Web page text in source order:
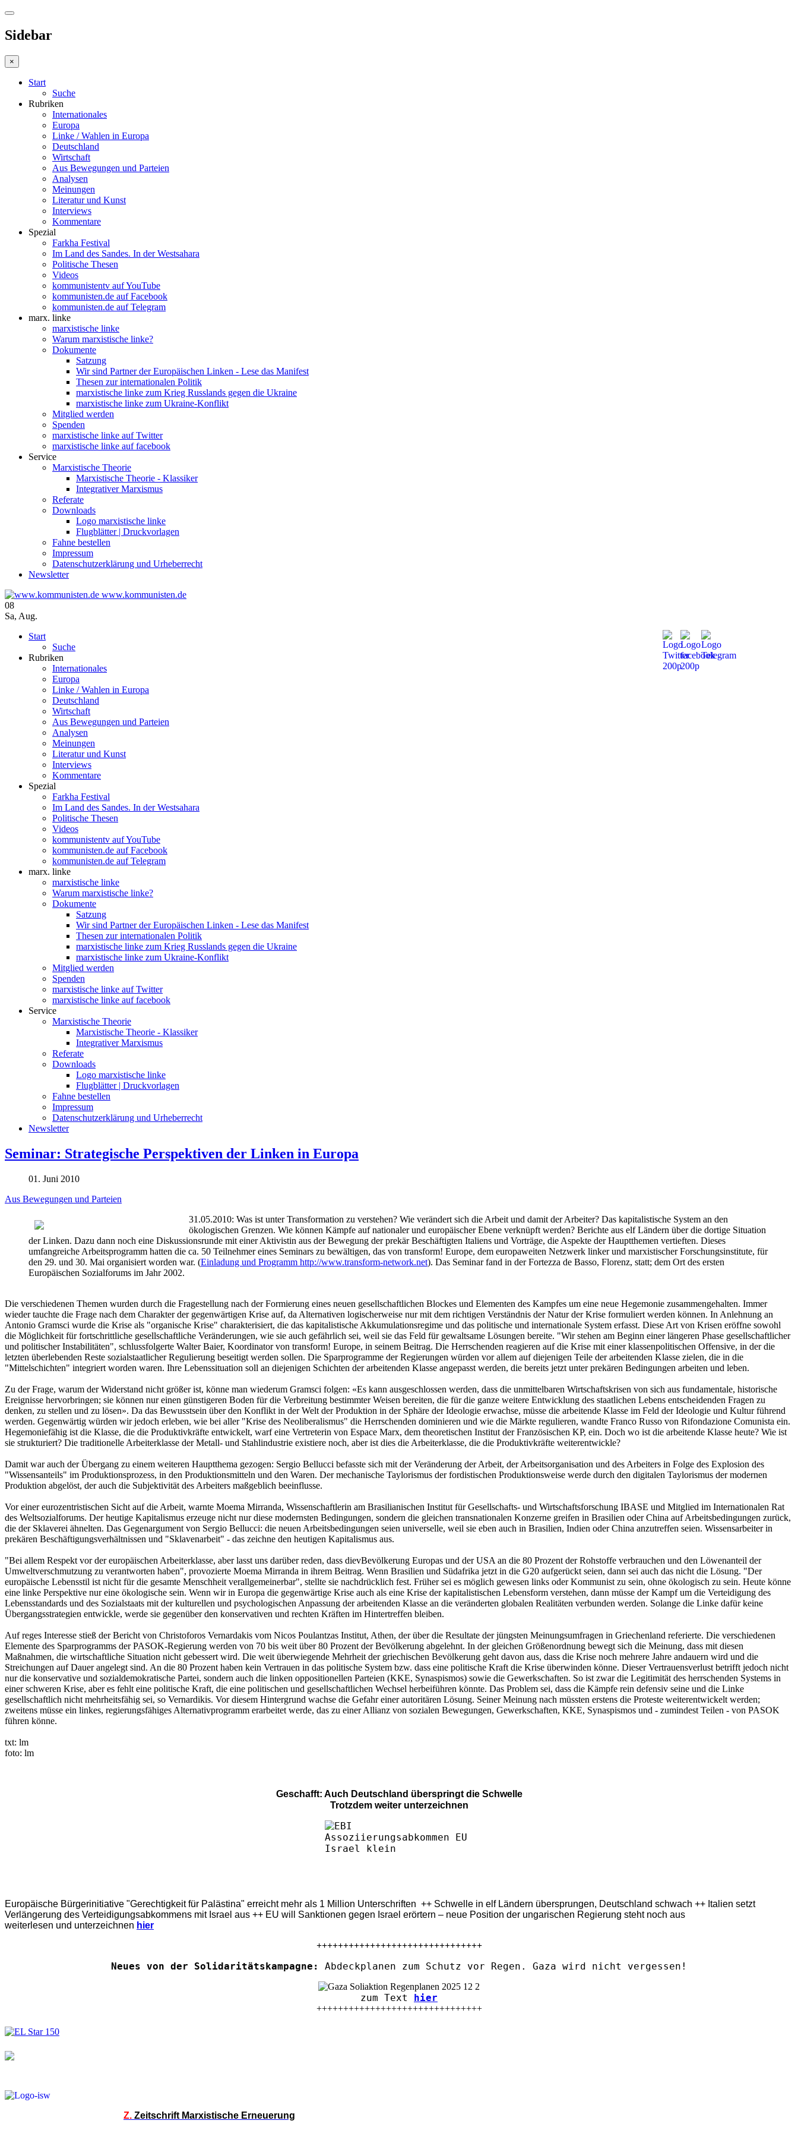
Sidebar
×
Start
Suche
Rubriken
Internationales
Europa
Linke / Wahlen in Europa
Deutschland
Wirtschaft
Aus Bewegungen und Parteien
Analysen
Meinungen
Literatur und Kunst
Interviews
Kommentare
Spezial
Farkha Festival
Im Land des Sandes. In der Westsahara
Politische Thesen
Videos
kommunistentv auf YouTube
kommunisten.de auf Facebook
kommunisten.de auf Telegram
marx. linke
marxistische linke
Warum marxistische linke?
Dokumente
Satzung
Wir sind Partner der Europäischen Linken - Lese das Manifest
Thesen zur internationalen Politik
marxistische linke zum Krieg Russlands gegen die Ukraine
marxistische linke zum Ukraine-Konflikt
Mitglied werden
Spenden
marxistische linke auf Twitter
marxistische linke auf facebook
Service
Marxistische Theorie
Marxistische Theorie - Klassiker
Integrativer Marxismus
Referate
Downloads
Logo marxistische linke
Flugblätter | Druckvorlagen
Fahne bestellen
Impressum
Datenschutzerklärung und Urheberrecht
Newsletter
www.kommunisten.de
08
Sa, Aug.
Start
Suche
Rubriken
Internationales
Europa
Linke / Wahlen in Europa
Deutschland
Wirtschaft
Aus Bewegungen und Parteien
Analysen
Meinungen
Literatur und Kunst
Interviews
Kommentare
Spezial
Farkha Festival
Im Land des Sandes. In der Westsahara
Politische Thesen
Videos
kommunistentv auf YouTube
kommunisten.de auf Facebook
kommunisten.de auf Telegram
marx. linke
marxistische linke
Warum marxistische linke?
Dokumente
Satzung
Wir sind Partner der Europäischen Linken - Lese das Manifest
Thesen zur internationalen Politik
marxistische linke zum Krieg Russlands gegen die Ukraine
marxistische linke zum Ukraine-Konflikt
Mitglied werden
Spenden
marxistische linke auf Twitter
marxistische linke auf facebook
Service
Marxistische Theorie
Marxistische Theorie - Klassiker
Integrativer Marxismus
Referate
Downloads
Logo marxistische linke
Flugblätter | Druckvorlagen
Fahne bestellen
Impressum
Datenschutzerklärung und Urheberrecht
Newsletter
Seminar: Strategische Perspektiven der Linken in Europa
01. Juni 2010
Aus Bewegungen und Parteien
31.05.2010: Was ist unter Transformation zu verstehen? Wie verändert sich die Arbeit und damit der Arbeiter? Das kapitalistische System an den
ökologischen Grenzen. Wie können Kämpfe auf nationaler und europäischer Ebene verknüpft werden? Berichte aus elf Ländern über die dortige Situation
der Linken. Dazu dann noch eine Diskussionsrunde mit einer Aktivistin aus der Bewegung der prekär Beschäftigten Italiens und Vorträge, die Aspekte der Hauptthemen vertieften. Dieses
umfangreiche Arbeitsprogramm hatten die ca. 50 Teilnehmer eines Seminars zu bewältigen, das von transform! Europe, dem europaweiten Netzwerk linker und marxistischer Forschungsinstitute, für
den 29. und 30. Mai organisiert worden war. (Einladung und Programm http://www.transform-network.net). Das Seminar fand in der Fortezza de Basso, Florenz, statt; dem Ort des ersten
Europäischen Sozialforums im Jahr 2002.
Die verschiedenen Themen wurden durch die Fragestellung nach der Formierung eines neuen gesellschaftlichen Blockes und Elementen des Kampfes um eine neue Hegemonie zusammengehalten. Immer
wieder tauchte die Frage nach dem Charakter der gegenwärtigen Krise auf, da Alternativen logischerweise nur mit dem richtigen Verständnis der Natur der Krise formuliert werden können. In Anlehnung an
Antonio Gramsci wurde die Krise als "organische Krise" charakterisiert, die das kapitalistische Akkumulationsregime und das politische und internationale System erfasst. Diese Art von Krisen eröffne sowohl
die Möglichkeit für fortschrittliche gesellschaftliche Veränderungen, wie sie auch gefährlich sei, weil sie das Feld für gewaltsame Lösungen bereite. "Wir stehen am Beginn einer längeren Phase gesellschaftlicher
und politischer Instabilitäten", schlussfolgerte Walter Baier, Koordinator von transform! Europe, in seinem Beitrag. Die Herrschenden reagieren auf die Krise mit einer klassenpolitischen Offensive, in der die
letzten überlebenden Reste sozialstaatlicher Regulierung beseitigt werden sollen. Die Sparprogramme der Regierungen würden vor allem auf diejenigen Teile der arbeitenden Klasse zielen, die in die
"Mittelschichten" integriert worden waren. Ihre Lebenssituation soll an diejenigen Schichten der arbeitenden Klasse angepasst werden, die bereits jetzt unter prekären Bedingungen arbeiten und leben.
Zu der Frage, warum der Widerstand nicht größer ist, könne man wiederum Gramsci folgen: «Es kann ausgeschlossen werden, dass die unmittelbaren Wirtschaftskrisen von sich aus fundamentale, historische
Ereignisse hervorbringen; sie können nur einen günstigeren Boden für die Verbreitung bestimmter Weisen bereiten, die für die ganze weitere Entwicklung des staatlichen Lebens entscheidenden Fragen zu
denken, zu stellen und zu lösen». Da das Bewusstsein über den Konflikt in der Welt der Produktion in der Sphäre der Ideologie erwachse, müsse die arbeitende Klasse im Feld der Ideologie und Kultur führend
werden. Gegenwärtig würden wir jedoch erleben, wie bei aller "Krise des Neoliberalismus" die Herrschenden dominieren und wie die Märkte regulieren, wandte Franco Russo von Rifondazione Comunista ein.
Hegemoniefähig ist die Klasse, die die Produktivkräfte entwickelt, warf eine Vertreterin von Espace Marx, dem theoretischen Institut der Französischen KP, ein. Doch wo ist die arbeitende Klasse heute? Wie ist
sie strukturiert? Die traditionelle Arbeiterklasse der Metall- und Stahlindustrie existiere noch, aber ist dies die Arbeiterklasse, die die Produktivkräfte weiterentwickle?
Damit war auch der Übergang zu einem weiteren Hauptthema gezogen: Sergio Bellucci befasste sich mit der Veränderung der Arbeit, der Arbeitsorganisation und des Arbeiters in Folge des Explosion des
"Wissensanteils" im Produktionsprozess, in den Produktionsmitteln und den Waren. Der mechanische Taylorismus der fordistischen Produktionsweise werde durch den digitalen Taylorismus der modernen
Produktion abgelöst, der auch die Subjektivität des Arbeiters maßgeblich beeinflusse.
Vor einer eurozentristischen Sicht auf die Arbeit, warnte Moema Mirranda, Wissenschaftlerin am Brasilianischen Institut für Gesellschafts- und Wirtschaftsforschung IBASE und Mitglied im Internationalen Rat
des Weltsozialforums. Der heutige Kapitalismus erzeuge nicht nur diese modernsten Bedingungen, sondern die gleichen transnationalen Konzerne greifen in Brasilien oder China auf Arbeitsbedingungen zurück,
die der Sklaverei ähnelten. Das Gegenargument von Sergio Bellucci: die neuen Arbeitsbedingungen seien universelle, weil sie eben auch in Brasilien, Indien oder China anzutreffen seien. Wissensarbeiter in
prekären Beschäftigungsverhältnissen und "Sklavenarbeit" - das zeichne den heutigen Kapitalismus aus.
"Bei allem Respekt vor der europäischen Arbeiterklasse, aber lasst uns darüber reden, dass dievBevölkerung Europas und der USA an die 80 Prozent der Rohstoffe verbrauchen und den Löwenanteil der
Umweltverschmutzung zu verantworten haben", provozierte Moema Mirranda in ihrem Beitrag. Wenn Brasilien und Südafrika jetzt in die G20 aufgerückt seien, dann sei auch das nicht die Lösung. "Der
europäische Lebensstil ist nicht für die gesamte Menschheit verallgemeinerbar", stellte sie nachdrücklich fest. Früher sei es möglich gewesen links oder Kommunist zu sein, ohne ökologisch zu sein. Heute könne
eine linke Perspektive nur eine ökologische sein. Wenn wir in Europa die gegenwärtige Krise auch als eine Krise der kapitalistischen Lebensform verstehen, dann müsse der Kampf um die Verteidigung des
Lebensstandards und des Sozialstaats mit der kulturellen und psychologischen Anpassung der arbeitenden Klasse an die veränderten globalen Realitäten verbunden werden. Solange die Linke dafür keine
Übergangsstrategien entwickle, werde sie gegenüber den konservativen und rechten Kräften im Hintertreffen bleiben.
Auf reges Interesse stieß der Bericht von Christoforos Vernardakis vom Nicos Poulantzas Institut, Athen, der über die Resultate der jüngsten Meinungsumfragen in Griechenland referierte. Die verschiedenen
Elemente des Sparprogramms der PASOK-Regierung werden von 70 bis weit über 80 Prozent der Bevölkerung abgelehnt. In der gleichen Größenordnung bewegt sich die Meinung, dass mit diesen
Maßnahmen, die wirtschaftliche Situation nicht gebessert wird. Die weit überwiegende Mehrheit der griechischen Bevölkerung geht davon aus, dass die Krise noch mehrere Jahre andauern wird und die
Streichungen auf Dauer angelegt sind. An die 80 Prozent haben kein Vertrauen in das politische System bzw. dass eine politische Kraft die Krise überwinden könne. Dieser Vertrauensverlust betrifft jedoch nicht
nur die konservative und sozialdemokratische Partei, sondern auch die linken oppositionellen Parteien (KKE, Synaspismos) sowie die Gewerkschaften. So ist zwar die Legitimität des herrschenden Systems in
einer schweren Krise, aber es fehlt eine politische Kraft, die eine politischen und gesellschaftlichen Wechsel herbeiführen könnte. Das Problem sei, dass die Kämpfe rein defensiv seine und die Linke
gesellschaftlich nicht mehrheitsfähig sei, so Vernardikis. Vor diesem Hintergrund wachse die Gefahr einer autoritären Lösung. Seiner Meinung nach müssten erstens die Proteste weiterentwickelt werden;
zweitens müsse ein linkes, regierungsfähiges Alternativprogramm erarbeitet werde, das zu einer Allianz von sozialen Bewegungen, Gewerkschaften, KKE, Synaspismos und - zumindest Teilen - von PASOK
führen könne.
txt: lm
foto: lm
Geschafft: Auch Deutschland überspringt die Schwelle
Trotzdem weiter unterzeichnen
Europäische Bürgerinitiative "Gerechtigkeit für Palästina" erreicht mehr als 1 Million Unterschriften ++ Schwelle in elf Ländern übersprungen, Deutschland schwach ++ Italien setzt
Verlängerung des Verteidigungsabkommens mit Israel aus ++ EU will Sanktionen gegen Israel erörtern – neue Position der ungarischen Regierung steht noch aus
weiterlesen und unterzeichnen hier
+++++++++++++++++++++++++++++++
Neues von der Solidaritätskampagne: Abdeckplanen zum Schutz vor Regen. Gaza wird nicht vergessen!
zum Text hier
+++++++++++++++++++++++++++++++
Z. Zeitschrift Marxistische Erneuerung